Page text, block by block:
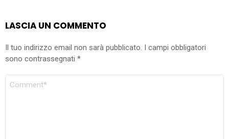
LASCIA UN COMMENTO
Il tuo indirizzo email non sarà pubblicato. I campi obbligatori
sono contrassegnati *
COMMENTO